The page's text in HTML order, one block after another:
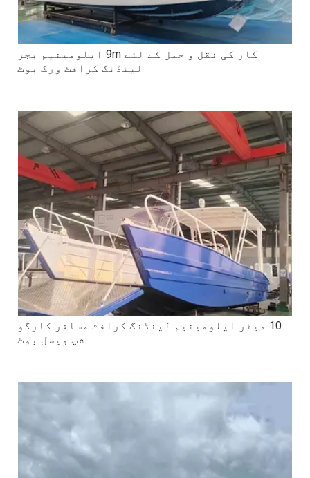
کار کی نقل و حمل کے لئے 9m ایلومینیم بجر
لینڈنگ کرافٹ ورک بوٹ
10 میٹر ایلومینیم لینڈنگ کرافٹ مسافر کارگو
شپ ویسل بوٹ